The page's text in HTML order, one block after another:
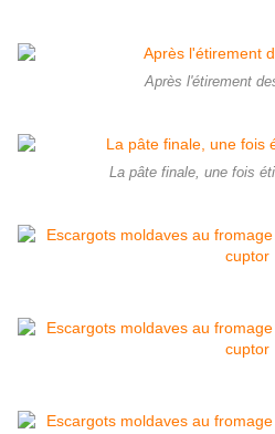
Après l'étirement
La pâte finale, une fois